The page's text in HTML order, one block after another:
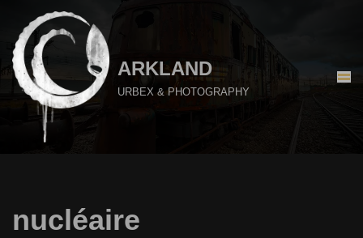
Aller
au
contenu
ARKLAND
URBEX & PHOTOGRAPHY
nucléaire